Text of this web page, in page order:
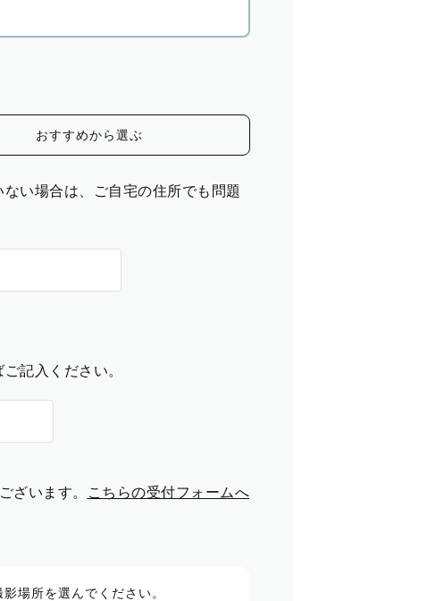
おすすめから選ぶ
い場合は、ご自宅の住所でも問題
記入ください。
ざいます。
こちらの受付フォームへ
場所を選んでください。